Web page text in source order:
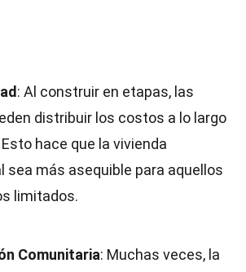
: Al construir en etapas, las
distribuir los costos a lo largo
hace que la vivienda
sea más asequible para aquellos
limitados.
Comunitaria: Muchas veces, la